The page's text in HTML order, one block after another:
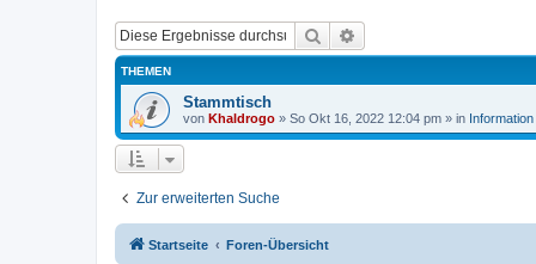
Suche
THEMEN
Stammtisch
von Khaldrogo » So Okt 16, 2022 12:04 pm » in Information
Zur erweiterten Suche
Startseite Foren-Übersicht